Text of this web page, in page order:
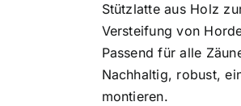
Stützlatte aus Holz
Versteifung von
Passend für alle
Nachhaltig, robust,
montieren.